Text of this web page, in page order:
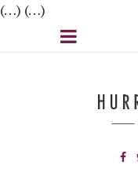
(…) (…)